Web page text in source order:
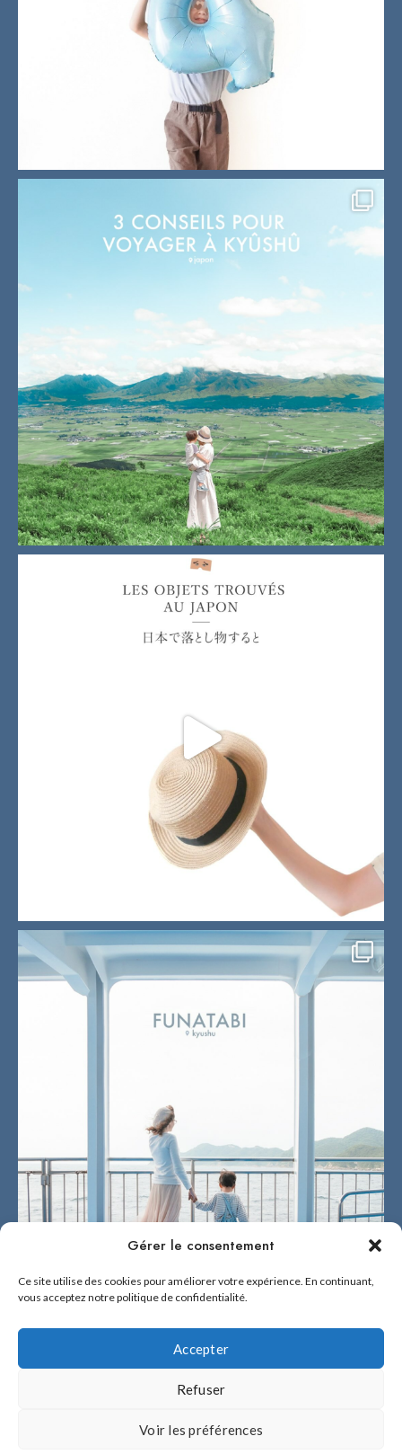
Gérer le consentement
Ce site utilise des cookies pour améliorer votre expérience. En continuant,
vous acceptez notre politique de confidentialité.
Accepter
Refuser
Voir les préférences
Béné no Fukuoka ! est fière d'être la référence en français sur Fukuoka et